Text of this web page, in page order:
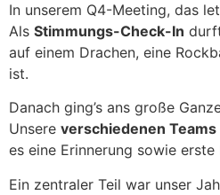
In unserem Q4-Meeting, das
Als Stimmungs-Check-In
auf einem Drachen, eine
ist.
Danach ging’s ans große
Unsere verschiedenen Teams
es eine Erinnerung sowie
Ein zentraler Teil war unser